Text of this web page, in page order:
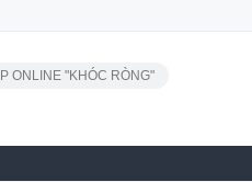
ONLINE "KHÓC RÒNG"